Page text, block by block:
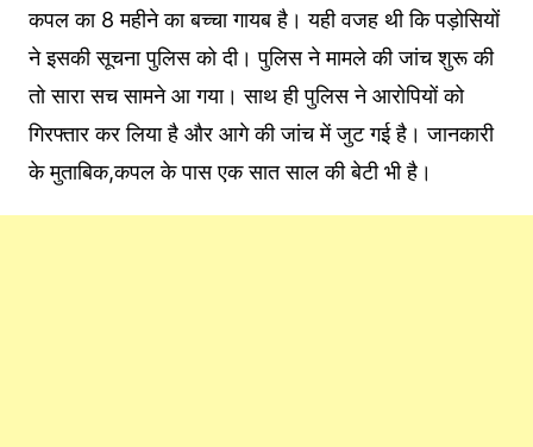
कपल का 8 महीने का बच्चा गायब है। यही वजह थी कि पड़ोसियों
ने इसकी सूचना पुलिस को दी। पुलिस ने मामले की जांच शुरू की
तो सारा सच सामने आ गया। साथ ही पुलिस ने आरोपियों को
गिरफ्तार कर लिया है और आगे की जांच में जुट गई है। जानकारी
के मुताबिक,कपल के पास एक सात साल की बेटी भी है।